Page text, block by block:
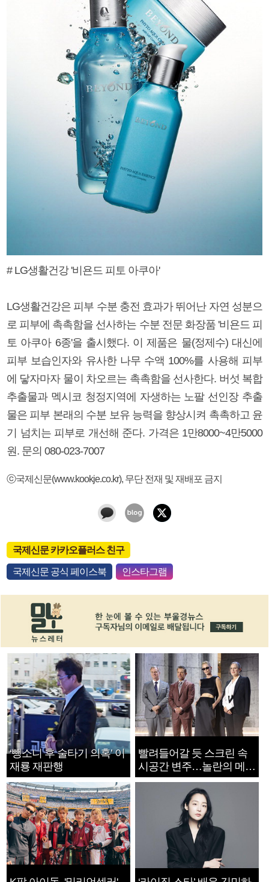
# LG생활건강 '비욘드 피토 아쿠아'
LG생활건강은 피부 수분 충전 효과가 뛰어난 자연 성분으
로 피부에 촉촉함을 선사하는 수분 전문 화장품 '비욘드 피
토 아쿠아 6종'을 출시했다. 이 제품은 물(정제수) 대신에
피부 보습인자와 유사한 나무 수액 100%를 사용해 피부
에 닿자마자 물이 차오르는 촉촉함을 선사한다. 버섯 복합
추출물과 멕시코 청정지역에 자생하는 노팔 선인장 추출
물은 피부 본래의 수분 보유 능력을 향상시켜 촉촉하고 윤
기 넘치는 피부로 개선해 준다. 가격은 1만8000~4만5000
원. 문의 080-023-7007
ⓒ국제신문(www.kookje.co.kr), 무단 전재 및 재배포 금지
국제신문 카카오플러스 친구
국제신문 공식 페이스북 인스타그램
‘뺑소니 후 술타기 의혹’ 이
재룡 재판행
빨려들어갈 듯 스크린 속
시공간 변주…놀란의 메시
지는 ‘전쟁 속죄’